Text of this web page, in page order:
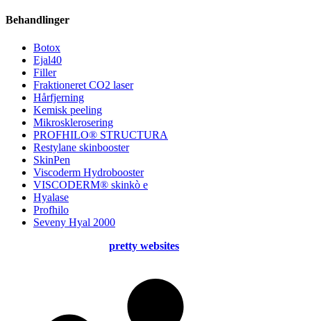
Behandlinger
Botox
Ejal40
Filler
Fraktioneret CO2 laser
Hårfjerning
Kemisk peeling
Mikrosklerosering
PROFHILO® STRUCTURA
Restylane skinbooster
SkinPen
Viscoderm Hydrobooster
VISCODERM® skinkò e
Hyalase
Profhilo
Seveny Hyal 2000
pretty websites